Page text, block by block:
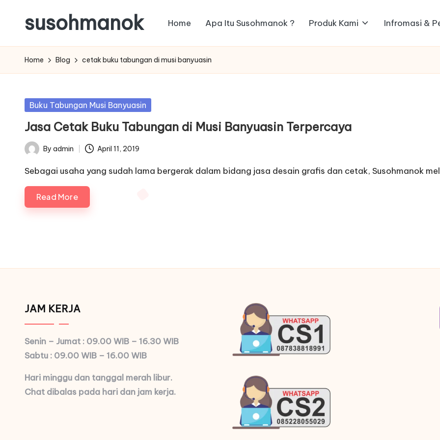
content
susohmanok Home Apa Itu Susohmanok ? Produk Kami Infromasi &
Home Blog cetak buku tabungan di musi banyuasin
Posted
Buku Tabungan Musi Banyuasin
Jasa Cetak Buku Tabungan di Musi Banyuasin Terpercaya
Posted
by
By admin April 11, 2019
Sebagai usaha yang sudah lama bergerak dalam bidang jasa desain grafis dan cetak, Susohmanok
Read More
JAM KERJA
Senin – Jumat : 09.00 WIB – 16.30 WIB
Sabtu : 09.00 WIB – 16.00 WIB
Hari minggu dan tanggal merah libur.
Chat dibalas pada hari dan jam kerja.